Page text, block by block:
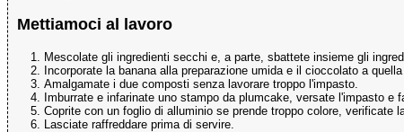
Mettiamoci al lavoro
Mescolate gli ingredienti secchi e, a parte, sbattete insieme gli
Incorporate la banana alla preparazione umida e il cioccolato a quella
Amalgamate i due composti senza lavorare troppo l'impasto.
Imburrate e infarinate uno stampo da plumcake, versate l'impasto e
Coprite con un foglio di alluminio se prende troppo colore, verificate
Lasciate raffreddare prima di servire.